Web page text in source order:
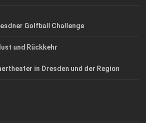
Golfball Challenge
und Rückkehr
in Dresden und der Region